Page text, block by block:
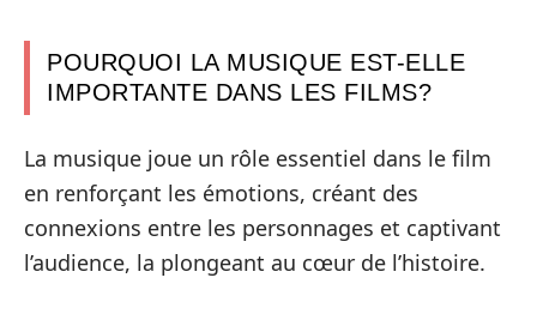
POURQUOI LA MUSIQUE EST-ELLE
IMPORTANTE DANS LES FILMS?
La musique joue un rôle essentiel dans le film
en renforçant les émotions, créant des
connexions entre les personnages et captivant
l’audience, la plongeant au cœur de l’histoire.